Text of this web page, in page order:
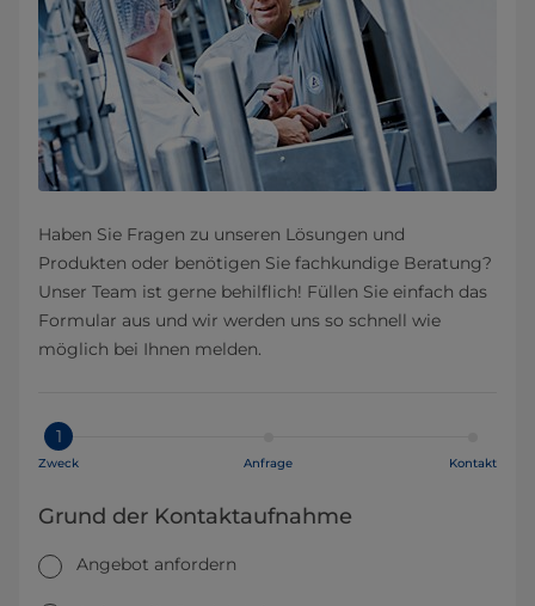
Haben Sie Fragen zu unseren Lösungen und
Produkten oder benötigen Sie fachkundige Beratung?
Unser Team ist gerne behilflich! Füllen Sie einfach das
Formular aus und wir werden uns so schnell wie
möglich bei Ihnen melden.
1
Zweck Anfrage Kontakt
Grund der Kontaktaufnahme
Angebot anfordern